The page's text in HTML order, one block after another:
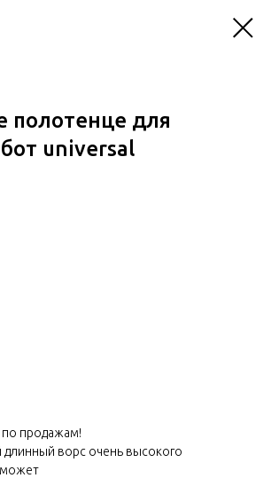
полотенце для
universal
продажам!
ворс очень высокого
может